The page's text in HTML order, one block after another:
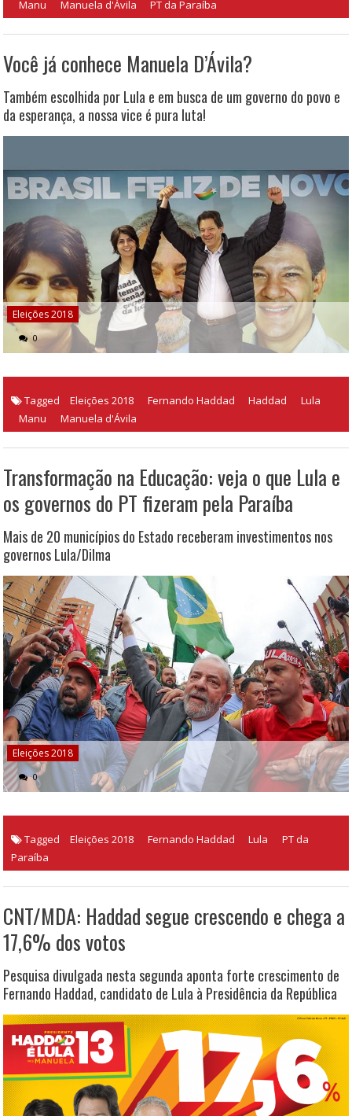
Manu
Manuela d'Ávila PT da Paraíba
Você já conhece Manuela D’Ávila?
Também escolhida por Lula e em busca de um governo do povo e
da esperança, a nossa vice é pura luta!
Eleições 2018
0
Tagged Eleições 2018 Fernando Haddad Haddad
Lula
Manu
Manuela d'Ávila
Transformação na Educação: veja o que Lula e
os governos do PT fizeram pela Paraíba
Mais de 20 municípios do Estado receberam investimentos nos
governos Lula/Dilma
Eleições 2018
0
Tagged Eleições 2018 Fernando Haddad Lula
PT da
Paraíba
CNT/MDA: Haddad segue crescendo e chega a
17,6% dos votos
Pesquisa divulgada nesta segunda aponta forte crescimento de
Fernando Haddad, candidato de Lula à Presidência da República